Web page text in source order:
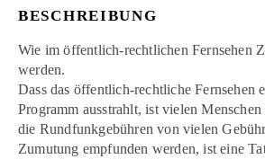
BESCHREIBUNG
Wie im öffentlich-rechtlichen Fernsehen
werden.
Dass das öffentlich-rechtliche Fernsehen
Programm ausstrahlt, ist vielen
die Rundfunkgebühren von vielen
Zumutung empfunden werden, ist eine